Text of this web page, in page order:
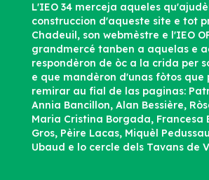
L'IEO 34 merceja aqueles
construccion d'aqueste site e tot
Chadeuil, son webmèstre e l'IEO
grandmercé tanben a aquelas e
respondèron de òc a la crida per
e que mandèron d'unas fòtos que
remirar au fial de las paginas:
Annia Bancillon, Alan Bessière,
Maria Cristina Borgada, Francesa
Gros, Pèire Lacas, Miquèl
Ubaud e lo cercle dels Tavans de